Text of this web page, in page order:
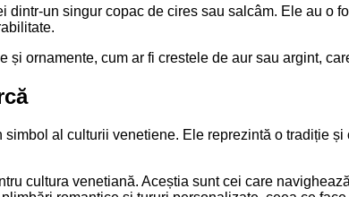
un singur copac de cires sau salcâm. Ele au o
și ornamente, cum ar fi crestele de aur sau argint,
al culturii venetiene. Ele reprezintă o tradiție
cultura venetiană. Aceștia sunt cei care